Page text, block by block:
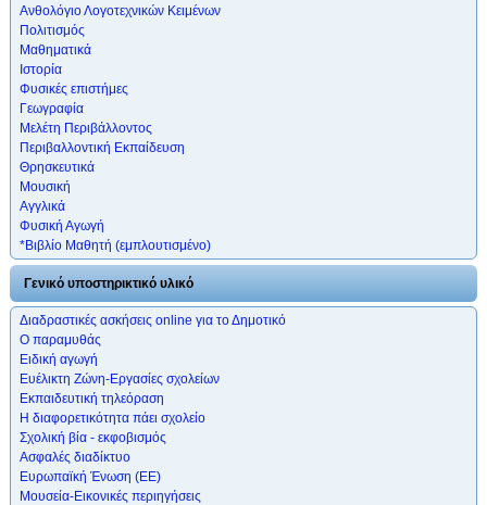
Ανθολόγιο Λογοτεχνικών Κειμένων
Πολιτισμός
Μαθηματικά
Ιστορία
Φυσικές επιστήμες
Γεωγραφία
Μελέτη Περιβάλλοντος
Περιβαλλοντική Εκπαίδευση
Θρησκευτικά
Μουσική
Αγγλικά
Φυσική Αγωγή
*Βιβλίο Μαθητή (εμπλουτισμένο)
Γενικό υποστηρικτικό υλικό
Διαδραστικές ασκήσεις online για το Δημοτικό
Ο παραμυθάς
Ειδική αγωγή
Ευέλικτη Ζώνη-Εργασίες σχολείων
Εκπαιδευτική τηλεόραση
Η διαφορετικότητα πάει σχολείο
Σχολική βία - εκφοβισμός
Ασφαλές διαδίκτυο
Ευρωπαϊκή Ένωση (ΕΕ)
Μουσεία-Εικονικές περιηγήσεις